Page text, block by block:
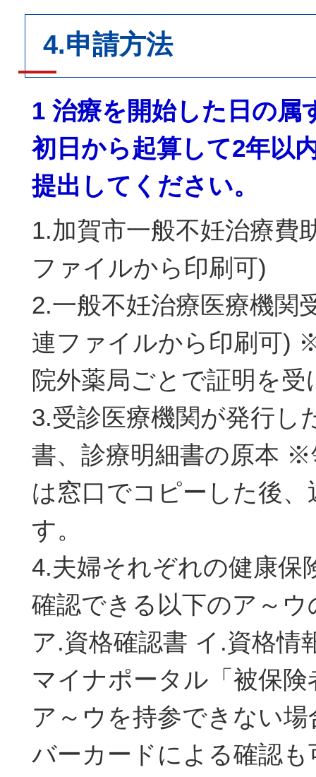
4.申請方法
1 治療を開始した日の属
初日から起算して2年以
提出してください。
1.加賀市一般不妊治療費
ファイルから印刷可)
2.一般不妊治療医療機関
連ファイルから印刷可)
院外薬局ごとで証明を受
3.受診医療機関が発行し
書、診療明細書の原本
は窓口でコピーした後
す。
4.夫婦それぞれの健康保
確認できる以下のア～
ア.資格確認書 イ.資格情
マイナポータル「被保
ア～ウを持参できない
バーカードによる確認